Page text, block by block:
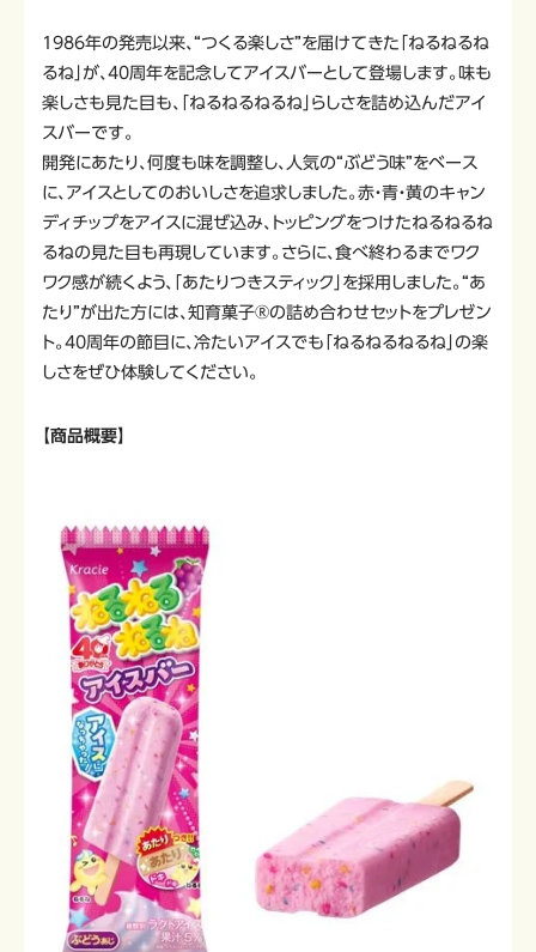
1986年の発売以来、“つくる楽しさ”を届けてきた「ねるねるね
るね」が、40周年を記念してアイスバーとして登場します。味も
楽しさも見た目も、「ねるねるねるね」らしさを詰め込んだアイ
スバーです。
開発にあたり、何度も味を調整し、人気の“ぶどう味”をベース
に、アイスとしてのおいしさを追求しました。赤・青・黄のキャン
ディチップをアイスに混ぜ込み、トッピングをつけたねるねるね
るねの見た目も再現しています。さらに、食べ終わるまでワク
ワク感が続くよう、「あたりつきスティック」を採用しました。“あ
たり”が出た方には、知育菓子®の詰め合わせセットをプレゼン
ト。40周年の節目に、冷たいアイスでも「ねるねるねるね」の楽
しさをぜひ体験してください。
【商品概要】